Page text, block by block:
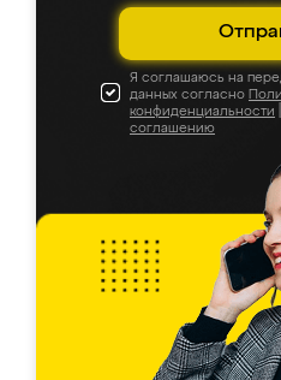
Я соглашаюсь на
данных согласно
конфиденциальности
соглашению